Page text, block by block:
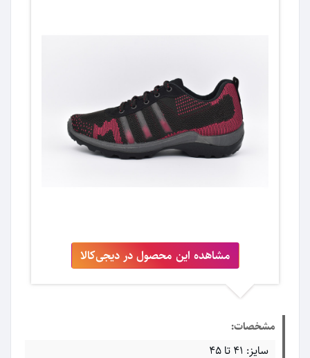
مشاهده این محصول در دیجی‌کالا
مشخصات:
سایز: 41 تا 45